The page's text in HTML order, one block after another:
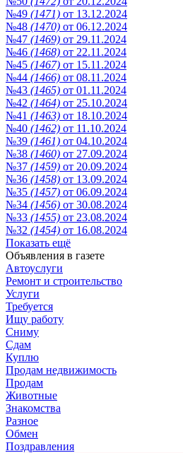
№49 (1471) от 13.12.2024
№48 (1470) от 06.12.2024
№47 (1469) от 29.11.2024
№46 (1468) от 22.11.2024
№45 (1467) от 15.11.2024
№44 (1466) от 08.11.2024
№43 (1465) от 01.11.2024
№42 (1464) от 25.10.2024
№41 (1463) от 18.10.2024
№40 (1462) от 11.10.2024
№39 (1461) от 04.10.2024
№38 (1460) от 27.09.2024
№37 (1459) от 20.09.2024
№36 (1458) от 13.09.2024
№35 (1457) от 06.09.2024
№34 (1456) от 30.08.2024
№33 (1455) от 23.08.2024
№32 (1454) от 16.08.2024
Показать ещё
Объявления в газете
Автоуслуги
Ремонт и строительство
Услуги
Требуется
Ищу работу
Сниму
Сдам
Куплю
Продам недвижимость
Продам
Животные
Знакомства
Разное
Обмен
Поздравления